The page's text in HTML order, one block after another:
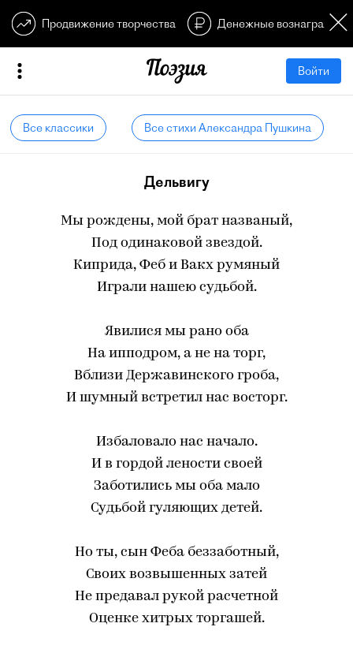
Продвижение творчества Денежные
Войти
Все классики Все стихи Александра Пушкина
Дельвигу
Мы рождены, мой брат названый,
Под одинаковой звездой.
Киприда, Феб и Вакх румяный
Играли нашею судьбой.
Явилися мы рано оба
На ипподром, а не на торг,
Вблизи Державинского гроба,
И шумный встретил нас восторг.
Избаловало нас начало.
И в гордой лености своей
Заботились мы оба мало
Судьбой гуляющих детей.
Но ты, сын Феба беззаботный,
Своих возвышенных затей
Не предавал рукой расчетной
Оценке хитрых торгашей.